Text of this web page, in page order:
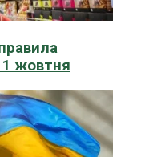
1 жовтня